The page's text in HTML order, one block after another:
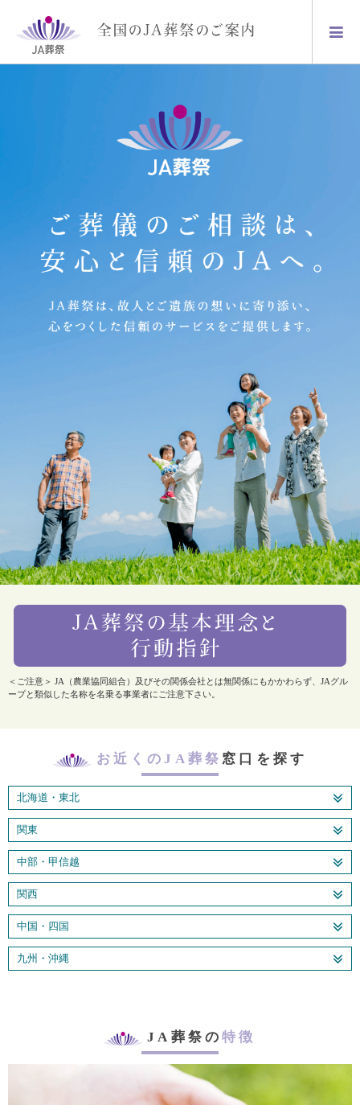
＜ご注意＞ JA（農業協同組合）及びその関係会社とは無関係にもかかわらず、JAグル
ープと類似した名称を名乗る事業者にご注意下さい。
お近くのJA葬祭 窓口を探す
北海道・東北
関東
中部・甲信越
関西
中国・四国
九州・沖縄
JA葬祭の特徴